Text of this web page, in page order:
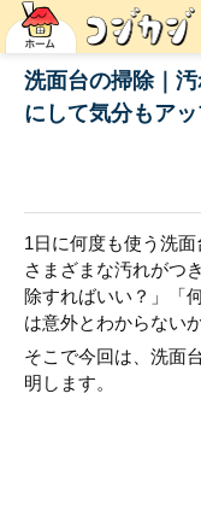
洗面台の掃除｜
にして気分もアッ
1日に何度も使う洗面
さまざまな汚れがつ
除すればいい？」「
は意外とわからない
そこで今回は、洗面
明します。